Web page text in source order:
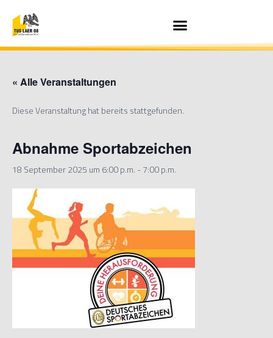
« Alle Veranstaltungen
Diese Veranstaltung hat bereits stattgefunden.
Abnahme Sportabzeichen
18 September 2025 um 6:00 p.m.-7:00 p.m.